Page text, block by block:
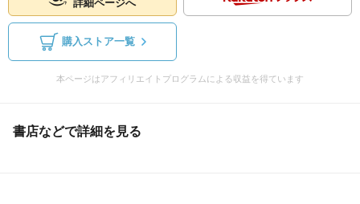
詳細ページへ
購入ストア一覧
本ページはアフィリエイトプログラムによる収益を得ています
書店などで詳細を見る